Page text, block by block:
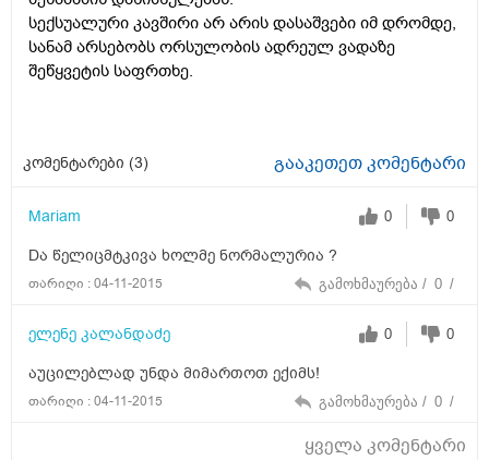
სექსუალური კავშირი არ არის დასაშვები იმ დრომდე,
სანამ არსებობს ორსულობის ადრეულ ვადაზე
შეწყვეტის საფრთხე.
კომენტარები (3) გააკეთეთ კომენტარი
Mariam 0 0
Dა წელიცმტკივა ხოლმე ნორმალურია ?
თარიღი : 04-11-2015 გამოხმაურება / 0 /
ელენე კალანდაძე 0 0
აუცილებლად უნდა მიმართოთ ექიმს!
თარიღი : 04-11-2015 გამოხმაურება / 0 /
ყველა კომენტარი